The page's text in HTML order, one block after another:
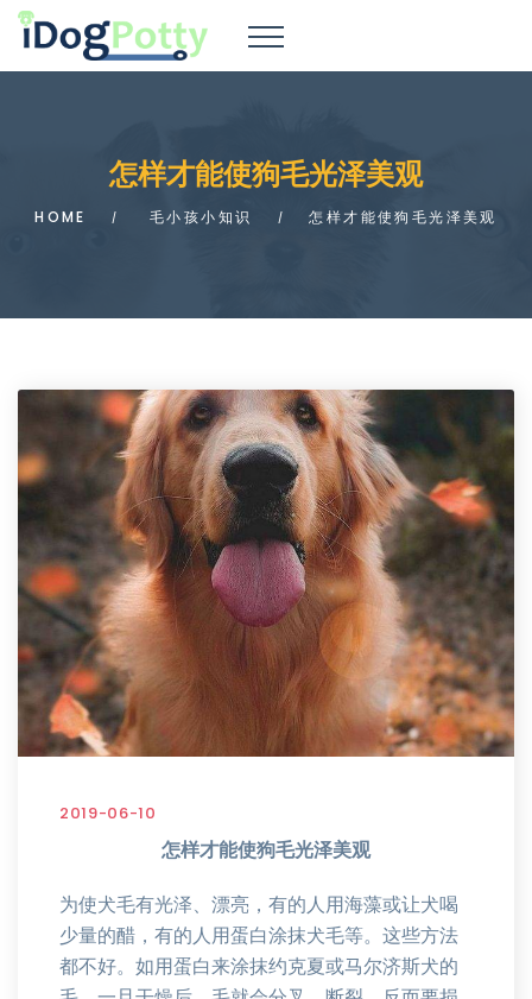
怎样才能使狗毛光泽美观
HOME 毛小孩小知识 怎样才能使狗毛光泽美观
2019-06-10
怎样才能使狗毛光泽美观
为使犬毛有光泽、漂亮，有的人用海藻或让犬喝
少量的醋，有的人用蛋白涂抹犬毛等。这些方法
都不好。如用蛋白来涂抹约克夏或马尔济斯犬的